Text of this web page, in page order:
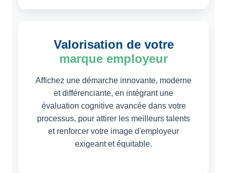
Valorisation de votre
marque employeur
Affichez une démarche innovante, moderne
et différenciante, en intégrant une
évaluation cognitive avancée dans votre
processus, pour attirer les meilleurs talents
et renforcer votre image d'employeur
exigeant et équitable.